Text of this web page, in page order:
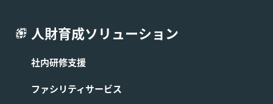
そのコースの開催を中止する場合があります。この場合、
弊社は第3条に基づき成立したコースの提供に係る契約を
解除できるものとし、お客様へはコース開始予定日1週間
を支払済の場合は、中止されたコースの代金をお客様に返
人財育成ソリューション
社内研修支援
ファシリティサービス